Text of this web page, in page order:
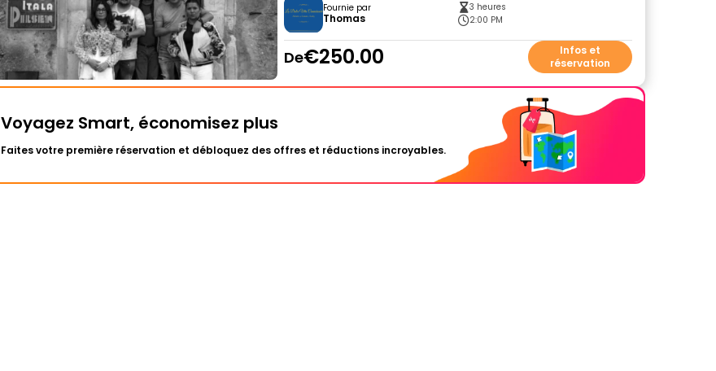
Fournie par
Thomas
3 heures
2:00 PM
De€250.00
Infos et
réservation
Voyagez Smart, économisez plus
Faites votre première réservation et débloquez des offres et réductions incroyables.